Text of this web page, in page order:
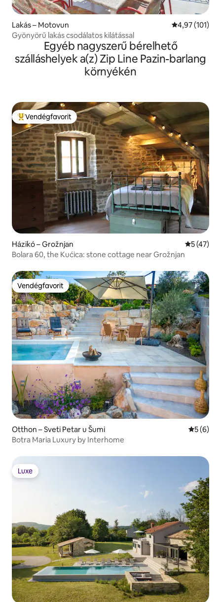
Lakás – Motovun Átlagos
4,97 (101)
Gyönyörű lakás csodálatos kilátással
Egyéb nagyszerű bérelhető
szálláshelyek a(z) Zip Line Pazin-barlang
környékén
Kiemelt vendégfavorit
Vendégfavorit
Házikó – Grožnjan Átlagos
5 (47)
Bolara 60, the Kućica: stone cottage near Grožnjan
Vendégfavorit
Vendégfavorit
Otthon – Sveti Petar u Šumi Átlagos
5 (6)
Botra Maria Luxury by Interhome
Luxe
Luxe